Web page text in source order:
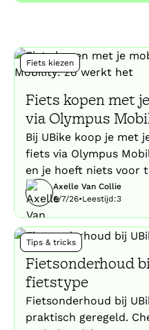
Fiets kiezen
Fiets kopen met
via Olympus
Bij UBike koop je met
fiets via Olympus
en je hoeft niets voor
Axelle Van Collie
6/7/26•Leestijd:3
Tips & tricks
Fietsonderhoud
fietstype
Fietsonderhoud bij
praktisch geregeld.